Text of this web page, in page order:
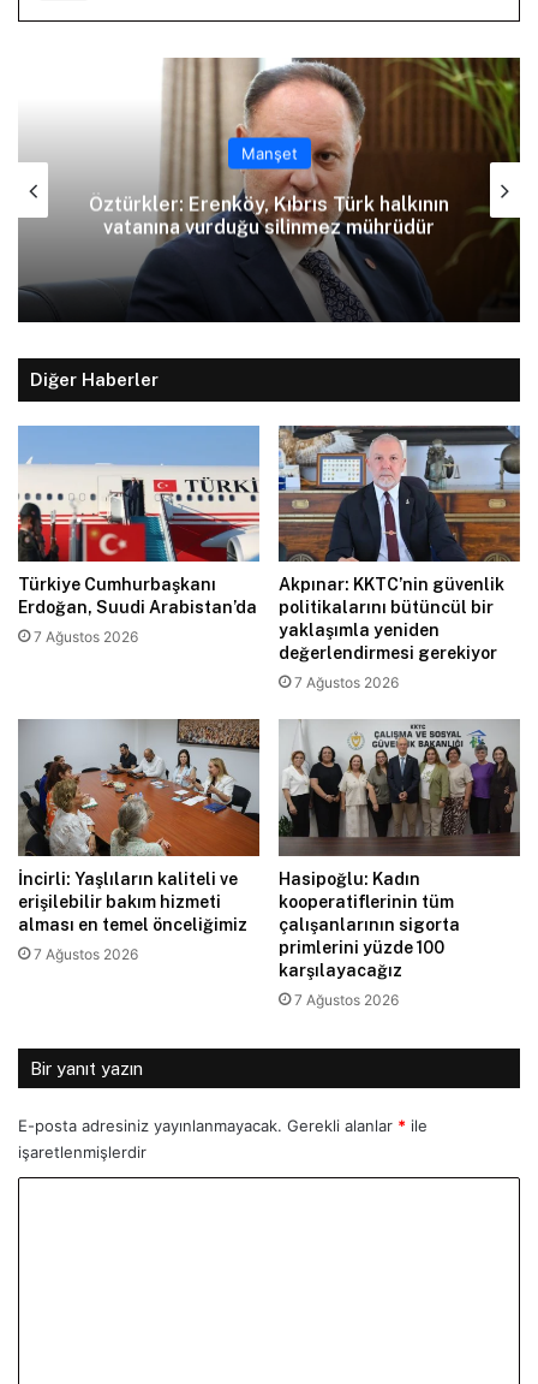
Manşet
Öztürkler: Erenköy, Kıbrıs Türk halkının
vatanına vurduğu silinmez mührüdür
Diğer Haberler
Türkiye Cumhurbaşkanı
Erdoğan, Suudi Arabistan’da
7 Ağustos 2026
Akpınar: KKTC’nin güvenlik
politikalarını bütüncül bir
yaklaşımla yeniden
değerlendirmesi gerekiyor
7 Ağustos 2026
İncirli: Yaşlıların kaliteli ve
erişilebilir bakım hizmeti
alması en temel önceliğimiz
7 Ağustos 2026
Hasipoğlu: Kadın
kooperatiflerinin tüm
çalışanlarının sigorta
primlerini yüzde 100
karşılayacağız
7 Ağustos 2026
Bir yanıt yazın
E-posta adresiniz yayınlanmayacak. Gerekli alanlar * ile
işaretlenmişlerdir